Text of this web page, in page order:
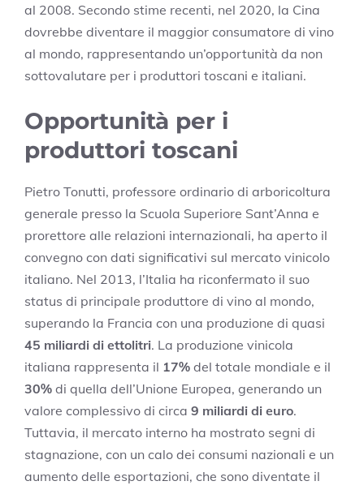
al 2008. Secondo stime recenti, nel 2020, la Cina
dovrebbe diventare il maggior consumatore di vino
al mondo, rappresentando un’opportunità da non
sottovalutare per i produttori toscani e italiani.
Opportunità per i
produttori toscani
Pietro Tonutti, professore ordinario di arboricoltura
generale presso la Scuola Superiore Sant’Anna e
prorettore alle relazioni internazionali, ha aperto il
convegno con dati significativi sul mercato vinicolo
italiano. Nel 2013, l’Italia ha riconfermato il suo
status di principale produttore di vino al mondo,
superando la Francia con una produzione di quasi
45 miliardi di ettolitri. La produzione vinicola
italiana rappresenta il 17% del totale mondiale e il
30% di quella dell’Unione Europea, generando un
valore complessivo di circa 9 miliardi di euro.
Tuttavia, il mercato interno ha mostrato segni di
stagnazione, con un calo dei consumi nazionali e un
aumento delle esportazioni, che sono diventate il